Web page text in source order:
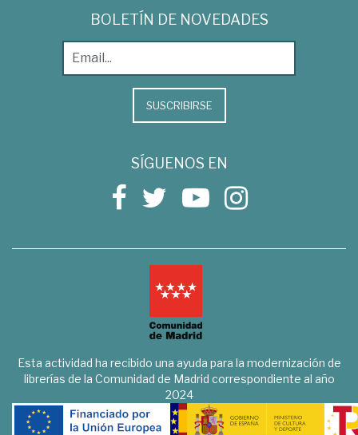
BOLETÍN DE NOVEDADES
SUSCRIBIRSE
SÍGUENOS EN
Esta actividad ha recibido una ayuda para la modernización de
librerías de la Comunidad de Madrid correspondiente al año
2024